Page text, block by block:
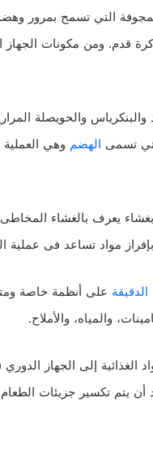
ومن مكونات الجهاز
والبنكرياس والحويصلة
تسمى الهضم وهي
يعرف بالغشاء
مواد تساعد فى عملية
الدقيقة على أنظمة خاصة
والمياه، والأملاح.
الغذائية إلى الجهاز
يتم تكسير جزيئات